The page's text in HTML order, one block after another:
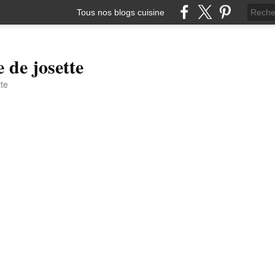
Tous nos blogs cuisine
de josette